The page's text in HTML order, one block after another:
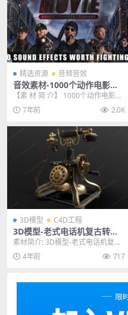
精选资源 音频音效
音效素材-1000个动作电影枪
战搏斗追车爆炸无损音效包
【素 材 简 介】 1000个动作电影大
片枪战搏斗追车爆炸无损音效包，
有WAV和...
7年前 2.0K
3D模型 C4D工程
3D模型-老式电话机复古转盘
拨号通讯设备模型C4D工程OB
J模型
素材简介: 3D模型-老式电话机复古
转盘拨号通讯设备模型C4D工程OBJ
模型，支...
4年前 717